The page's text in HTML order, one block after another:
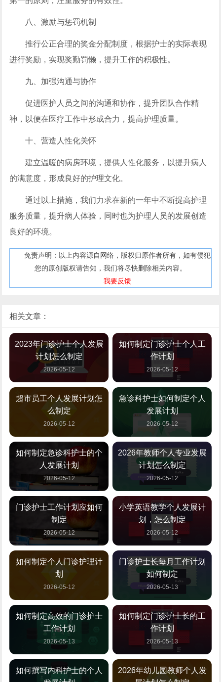
八、激励与惩罚机制
推行公正合理的奖金分配制度，根据护士的实际表现
进行奖励，实现奖勤罚懒，提升工作的积极性。
九、加强沟通与协作
促进医护人员之间的沟通和协作，提升团队合作精
神，以便在医疗工作中形成合力，提高护理质量。
十、营造人性化关怀
建立温暖的病房环境，提供人性化服务，以提升病人
的满意度，形成良好的护理文化。
通过以上措施，我们力求在新的一年中不断提高护理
服务质量，提升病人体验，同时也为护理人员的发展创造
良好的环境。
免责声明：以上内容源自网络，版权归原作者所有，如有侵犯
您的原创版权请告知，我们将尽快删除相关内容。
我要反馈
相关文章：
2023年门诊护士个人发展
计划怎么制定
2026-05-12
如何制定门诊护士个人工
作计划
2026-05-12
超市员工个人发展计划怎
么制定
2026-05-12
急诊科护士如何制定个人
发展计划
2026-05-12
如何制定急诊科护士的个
人发展计划
2026-05-12
2026年教师个人专业发展
计划怎么制定
2026-05-12
门诊护士工作计划应如何
制定
2026-05-12
小学英语教学个人发展计
划，怎么制定
2026-05-12
如何制定个人门诊护理计
划
2026-05-12
门诊护士长每月工作计划
如何制定
2026-05-13
如何制定高效的门诊护士
工作计划
2026-05-13
如何制定门诊护士长的工
作计划
2026-05-13
如何撰写内科护士的个人
2026年幼儿园教师个人发